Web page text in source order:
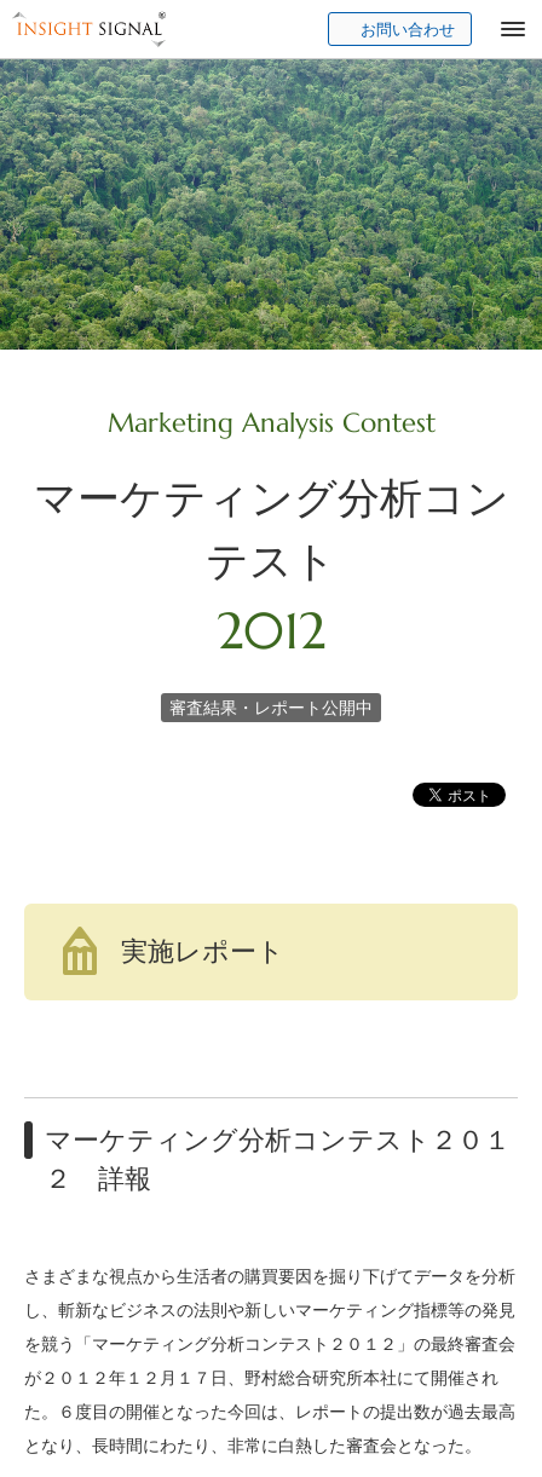
Insight Signal
お問い合わせ
Marketing Analysis Contest
マーケティング分析コン
テスト
2012
審査結果・レポート公開中
実施レポート
マーケティング分析コンテスト２０１
２ 詳報
さまざまな視点から生活者の購買要因を掘り下げてデータを分析
し、斬新なビジネスの法則や新しいマーケティング指標等の発見
を競う「マーケティング分析コンテスト２０１２」の最終審査会
が２０１２年１２月１７日、野村総合研究所本社にて開催され
た。６度目の開催となった今回は、レポートの提出数が過去最高
となり、長時間にわたり、非常に白熱した審査会となった。